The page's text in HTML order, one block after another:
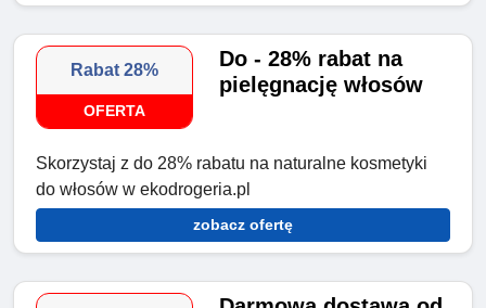
Rabat 28%
OFERTA
Do - 28% rabat na
pielęgnację włosów
Skorzystaj z do 28% rabatu na naturalne kosmetyki
do włosów w ekodrogeria.pl
zobacz ofertę